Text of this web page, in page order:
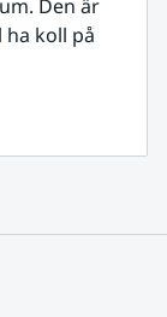
Den är
koll på